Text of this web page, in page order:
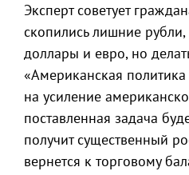
Эксперт советует
скопились лишние рубли,
доллары и евро, но
«Американская
на усиление
поставленная задача
получит существенный
вернется к торговому